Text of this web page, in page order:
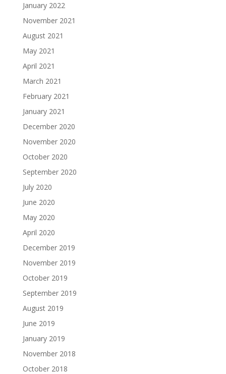
January 2022
November 2021
August 2021
May 2021
April 2021
March 2021
February 2021
January 2021
December 2020
November 2020
October 2020
September 2020
July 2020
June 2020
May 2020
April 2020
December 2019
November 2019
October 2019
September 2019
August 2019
June 2019
January 2019
November 2018
October 2018